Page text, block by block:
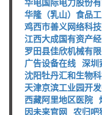
华隆（乳山）食品
鸡西市善义网络科
江西大成国有资产
罗田县佳欣机械有
广告设备在线 深圳
沈阳牡丹汇和生物
天津京滨工业园开
西藏阿里地区医院
因未来官网 农归吧